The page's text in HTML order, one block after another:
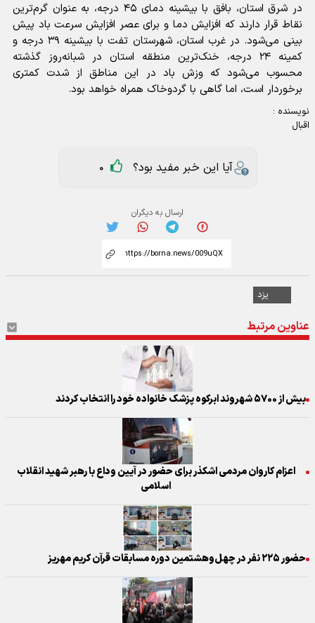
در شرق استان، بافق با بیشینه دمای ۴۵ درجه، به عنوان گرم‌ترین
نقاط قرار دارند که افزایش دما و برای عصر افزایش سرعت باد پیش
بینی می‌شود.
در غرب استان، شهرستان تفت با بیشینه ٣٩ درجه و
کمینه ۲۴ درجه، خنک‌ترین منطقه استان در شبانه‌روز گذشته
محسوب می‌شود که وزش باد در این مناطق از شدت کمتری
برخوردار است، اما گاهی با گردوخاک همراه خواهد بود.
نویسنده :
اقبال
آیا این خبر مفید بود؟ 0
ارسال به دیگران
یزد
عناوین مرتبط
بیش از ۵۷۰۰ شهروند ابرکوه پزشک خانواده خود را انتخاب کردند
اعزام کاروان مردمی اشکذر برای حضور در آیین وداع با رهبر شهید انقلاب
اسلامی
حضور ۲۲۵ نفر در چهل‌وهشتمین دوره مسابقات قرآن کریم مهریز